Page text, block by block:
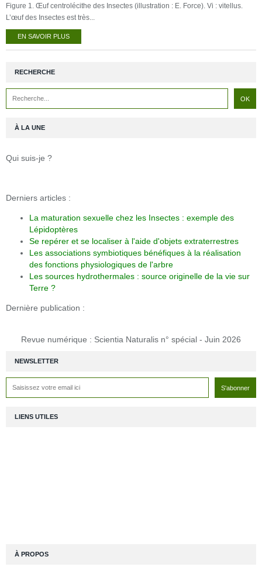
Figure 1. Œuf centrolécithe des Insectes (illustration : E. Force). Vi : vitellus.
L’œuf des Insectes est très...
EN SAVOIR PLUS
NEWSLETTER
RECHERCHE
À LA UNE
Qui suis-je ?
Derniers articles :
La maturation sexuelle chez les Insectes : exemple des
Lépidoptères
Se repérer et se localiser à l'aide d'objets extraterrestres
Les associations symbiotiques bénéfiques à la réalisation
des fonctions physiologiques de l'arbre
Les sources hydrothermales : source originelle de la vie sur
Terre ?
Dernière publication :
Revue numérique : Scientia Naturalis n° spécial - Juin 2026
LIENS UTILES
À PROPOS